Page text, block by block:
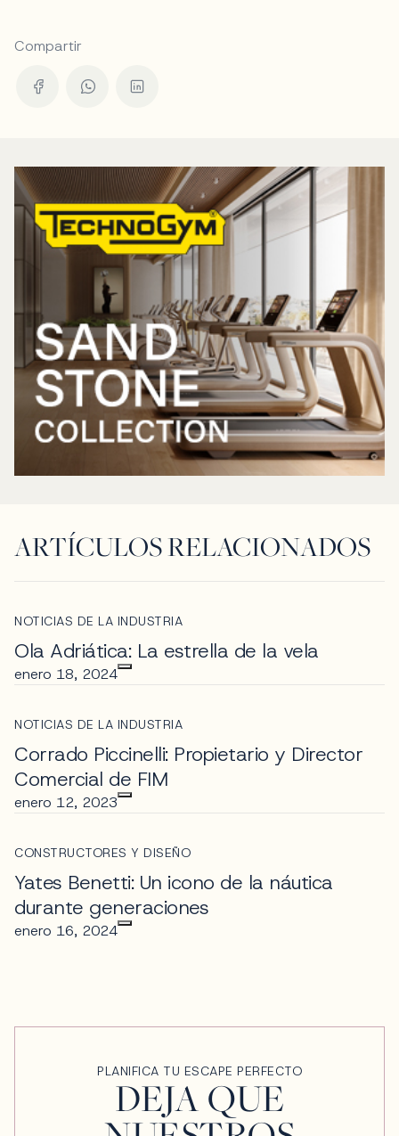
Compartir
ARTÍCULOS RELACIONADOS
NOTICIAS DE LA INDUSTRIA
Ola Adriática: La estrella de la vela
enero 18, 2024
NOTICIAS DE LA INDUSTRIA
Corrado Piccinelli: Propietario y Director
Comercial de FIM
enero 12, 2023
CONSTRUCTORES Y DISEÑO
Yates Benetti: Un icono de la náutica
durante generaciones
enero 16, 2024
PLANIFICA TU ESCAPE PERFECTO
DEJA QUE